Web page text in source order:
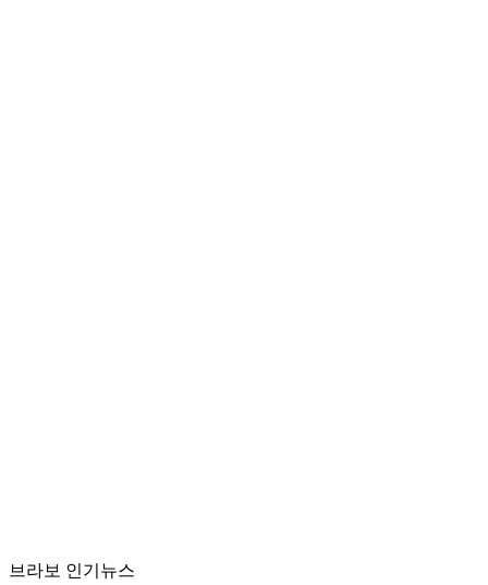
브라보 인기뉴스